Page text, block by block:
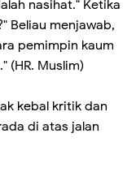
nasihat." Ketika
Beliau menjawab,
pemimpin kaum
(HR. Muslim)
kebal kritik dan
di atas jalan